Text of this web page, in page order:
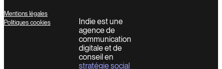
Mentions légales
Politiques cookies
Indie est une
agence de
communication
digitale et de
conseil en
stratégie social